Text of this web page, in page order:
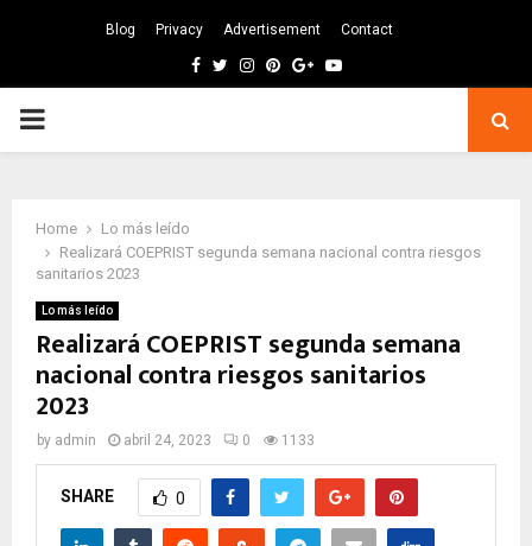
Blog Privacy Advertisement Contact
Facebook
TwitterInstagram
Pinterest
GoogleYoutube
PRIMARY
Home
Lo más leído
Realizará COEPRIST segunda semana nacional contra riesgos
sanitarios 2023
Lo más leído
Realizará COEPRIST segunda semana
nacional contra riesgos sanitarios
2023
by admin abril 24, 2023 0 1133
SHARE 0